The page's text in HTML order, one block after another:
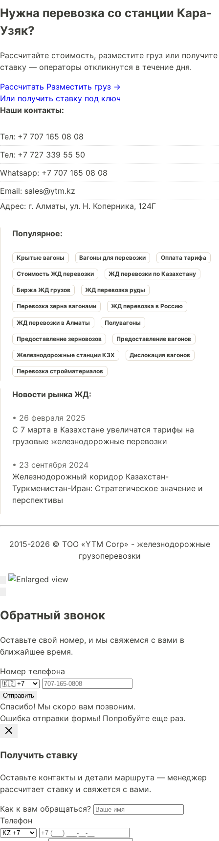
Нужна перевозка со станции Кара-
Узяк?
Рассчитайте стоимость, разместите груз или получите
ставку — операторы откликнутся в течение дня.
Рассчитать Разместить груз →
Или получить ставку под ключ
Наши контакты:
Тел: +7 707 165 08 08
Тел: +7 727 339 55 50
Whatsapp: +7 707 165 08 08
Email: sales@ytm.kz
Адрес: г. Алматы, ул. Н. Коперника, 124Г
Популярное:
Крытые вагоны Вагоны для перевозки Оплата тарифа
Стоимость ЖД перевозки ЖД перевозки по Казахстану
Биржа ЖД грузов ЖД перевозка руды
Перевозка зерна вагонами ЖД перевозка в Россию
ЖД перевозки в Алматы Полувагоны
Предоставление зерновозов Предоставление вагонов
Железнодорожные станции КЗХ Дислокация вагонов
Перевозка стройматериалов
Новости рынка ЖД:
• 26 февраля 2025
С 7 марта в Казахстане увеличатся тарифы на
грузовые железнодорожные перевозки
• 23 сентября 2024
Железнодорожный коридор Казахстан-
Туркменистан-Иран: Стратегическое значение и
перспективы
2015-2026 © ТОО «YTM Corp» - железнодорожные
грузоперевозки
Обратный звонок
Оставьте свой номер, и мы свяжемся с вами в
ближайшее время.
Номер телефона
Отправить
Спасибо! Мы скоро вам позвоним.
Ошибка отправки формы! Попробуйте еще раз.
Получить ставку
Оставьте контакты и детали маршрута — менеджер
рассчитает ставку и свяжется с вами.
Как к вам обращаться?
Телефон